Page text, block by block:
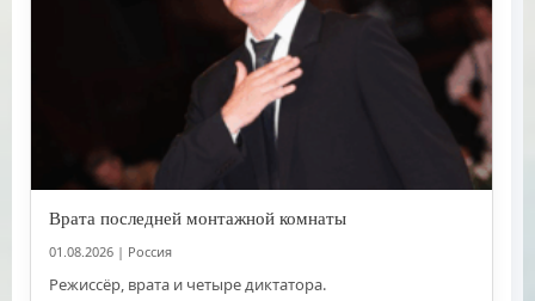
Врата последней монтажной комнаты
01.08.2026 | Россия
Режиссёр, врата и четыре диктатора.